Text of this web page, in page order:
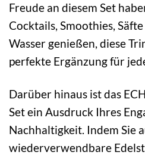
Freude an diesem Set
Cocktails, Smoothies,
Wasser genießen, diese
perfekte Ergänzung für
Darüber hinaus ist das
Set ein Ausdruck Ihres
Nachhaltigkeit. Indem Sie
wiederverwendbare